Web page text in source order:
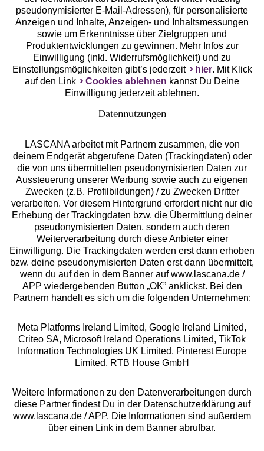
Unsere Apps
Services
Beratung
Über uns
Rechtliches
Alle Preise inkl. MwSt., zzgl.
Versandkosten
** Bonität vorausgesetzt, berechtigt zur Bonitätsprüfung
pseudonymisierter E-Mail-Adressen), für personalisierte
Anzeigen und Inhalte, Anzeigen- und Inhaltsmessungen
sowie um Erkenntnisse über Zielgruppen und
Produktentwicklungen zu gewinnen. Mehr Infos zur
Einwilligung (inkl. Widerrufsmöglichkeit) und zu
Einstellungsmöglichkeiten gibt’s jederzeit
hier. Mit Klick
auf den Link
Cookies ablehnen kannst Du Deine
Einwilligung jederzeit ablehnen.
Datennutzungen
LASCANA arbeitet mit Partnern zusammen, die von
deinem Endgerät abgerufene Daten (Trackingdaten) oder
die von uns übermittelten pseudonymisierten Daten zur
Aussteuerung unserer Werbung sowie auch zu eigenen
Zwecken (z.B. Profilbildungen) / zu Zwecken Dritter
verarbeiten. Vor diesem Hintergrund erfordert nicht nur die
Erhebung der Trackingdaten bzw. die Übermittlung deiner
pseudonymisierten Daten, sondern auch deren
Weiterverarbeitung durch diese Anbieter einer
Einwilligung. Die Trackingdaten werden erst dann erhoben
bzw. deine pseudonymisierten Daten erst dann übermittelt,
wenn du auf den in dem Banner auf www.lascana.de /
APP wiedergebenden Button „OK” anklickst. Bei den
Partnern handelt es sich um die folgenden Unternehmen:
Meta Platforms Ireland Limited, Google Ireland Limited,
Criteo SA, Microsoft Ireland Operations Limited, TikTok
Information Technologies UK Limited, Pinterest Europe
Limited, RTB House GmbH
Weitere Informationen zu den Datenverarbeitungen durch
diese Partner findest Du in der Datenschutzerklärung auf
www.lascana.de / APP. Die Informationen sind außerdem
über einen Link in dem Banner abrufbar.